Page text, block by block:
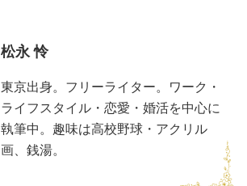
松永 怜
東京出身。フリーライター。ワーク・
ライフスタイル・恋愛・婚活を中心に
執筆中。趣味は高校野球・アクリル
画、銭湯。